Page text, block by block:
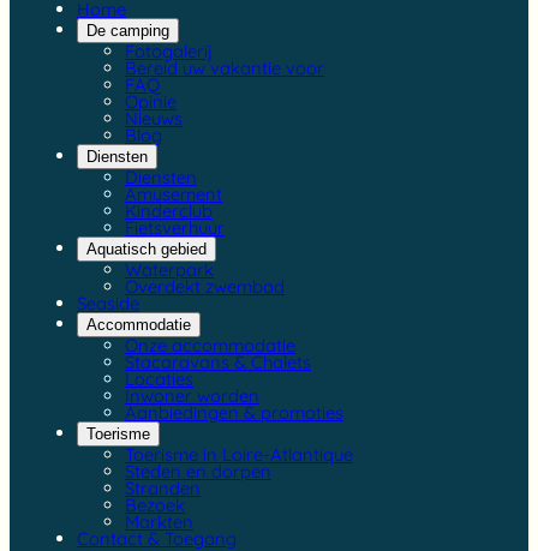
Home
De camping
Fotogalerij
Bereid uw vakantie voor
FAQ
Opinie
Nieuws
Blog
Diensten
Diensten
Amusement
Kinderclub
Fietsverhuur
Aquatisch gebied
Waterpark
Overdekt zwembad
Seaside
Accommodatie
Onze accommodatie
Stacaravans & Chalets
Locaties
Inwoner worden
Aanbiedingen & promoties
Toerisme
Toerisme in Loire-Atlantique
Steden en dorpen
Stranden
Bezoek
Markten
Contact & Toegang